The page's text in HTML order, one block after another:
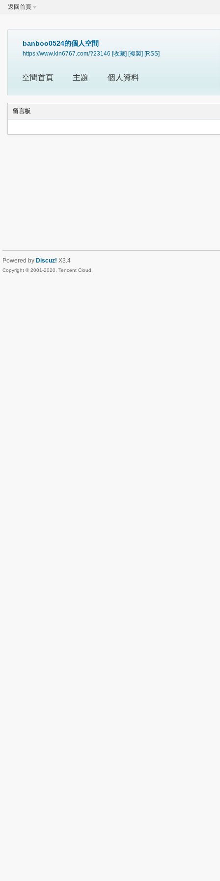
返回首頁
banboo0524的個人空間
https://www.kin6767.com/?23146 [收藏] [複製] [RSS]
空間首頁 主題 個人資料
留言板
Powered by Discuz! X3.4
Copyright © 2001-2020, Tencent Cloud.